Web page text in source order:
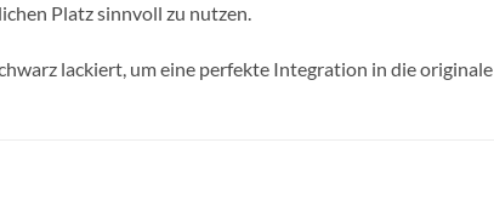
Platz sinnvoll zu nutzen.
lackiert, um eine perfekte Integration in die originale